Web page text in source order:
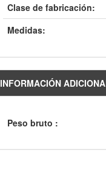
Clase de fabricación:
Medidas:
INFORMACIÓN
Peso bruto :